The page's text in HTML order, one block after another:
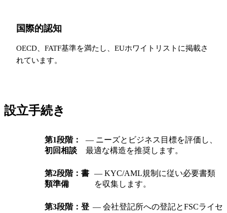
国際的認知
OECD、FATF基準を満たし、EUホワイトリストに掲載さ
れています。
設立手続き
第1段階：
初回相談
— ニーズとビジネス目標を評価し、
最適な構造を推奨します。
第2段階：書
類準備
— KYC/AML規制に従い必要書類
を収集します。
第3段階：登 — 会社登記所への登記とFSCライセ